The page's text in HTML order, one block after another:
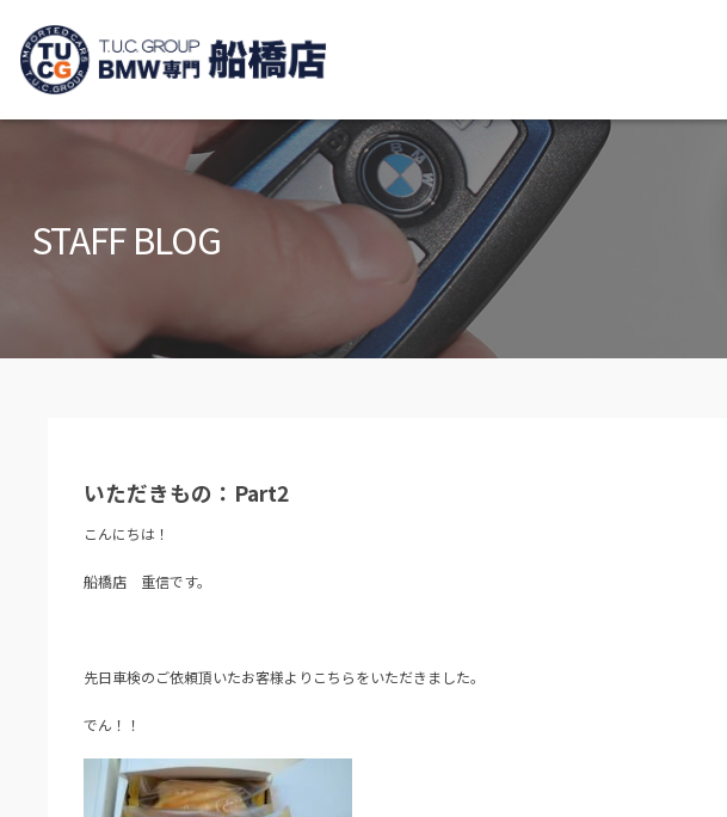
在庫リスト
Stock list
保証＆サービス アクセスマップ
Access map
特別作業について
Special service Order service
会社概要
STAFF BLOG
いただきもの：Part2
こんにちは！
船橋店 重信です。
先日車検のご依頼頂いたお客様よりこちらをいただきました。
でん！！